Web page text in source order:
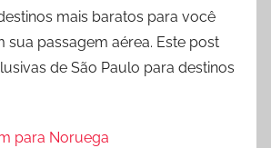
mais baratos para você
sua passagem aérea. Este post
de São Paulo para destinos
para Noruega